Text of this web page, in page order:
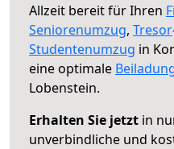
Allzeit bereit für Ihren
Seniorenumzug, Tresor
Studentenumzug in
eine optimale
Lobenstein.
Erhalten Sie jetzt in
unverbindliche und